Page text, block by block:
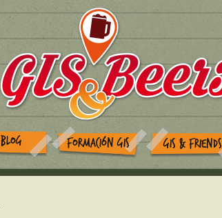
BLOG FORMACIÓN GIS GIS & FRIENDS